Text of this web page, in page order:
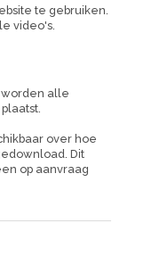
te gebruiken.
video's.
alle
over hoe
Dit
op aanvraag